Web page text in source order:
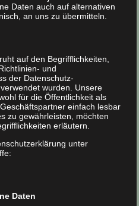
in Holzrahmenbau
wir im
Daten auch auf alternativen
an uns zu übermitteln.
auf den Begrifflichkeiten,
und
der Datenschutz-
wurden. Unsere
für die Öffentlichkeit als
einfach lesbar
zu gewährleisten, möchten
erläutern.
unter
Daten